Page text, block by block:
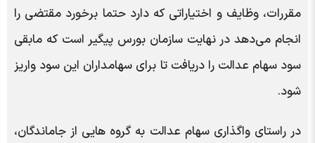
مقررات، وظایف و اختیاراتی که دارد حتما برخورد مقتضی را
انجام می‌دهد در نهایت سازمان بورس پیگیر است که مابقی
سود سهام عدالت را دریافت تا برای سهامداران این سود واریز
شود.
در راستای واگذاری سهام عدالت به گروه هایی از جاماندگان،